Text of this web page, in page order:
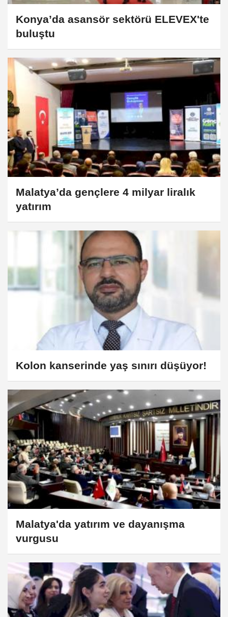
Konya’da asansör sektörü ELEVEX'te
buluştu
Malatya’da gençlere 4 milyar liralık
yatırım
Kolon kanserinde yaş sınırı düşüyor!
Malatya'da yatırım ve dayanışma
vurgusu